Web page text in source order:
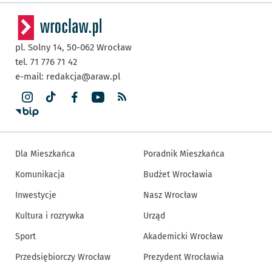
pl. Solny 14, 50-062 Wrocław
tel. 71 776 71 42
e-mail: redakcja@araw.pl
Dla Mieszkańca
Komunikacja
Inwestycje
Kultura i rozrywka
Sport
Przedsiębiorczy Wrocław
Poradnik Mieszkańca
Budżet Wrocławia
Nasz Wrocław
Urząd
Akademicki Wrocław
Prezydent Wrocławia